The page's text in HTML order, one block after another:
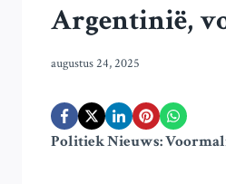
Argentinië,
augustus 24, 2025
Politiek Nieuws: